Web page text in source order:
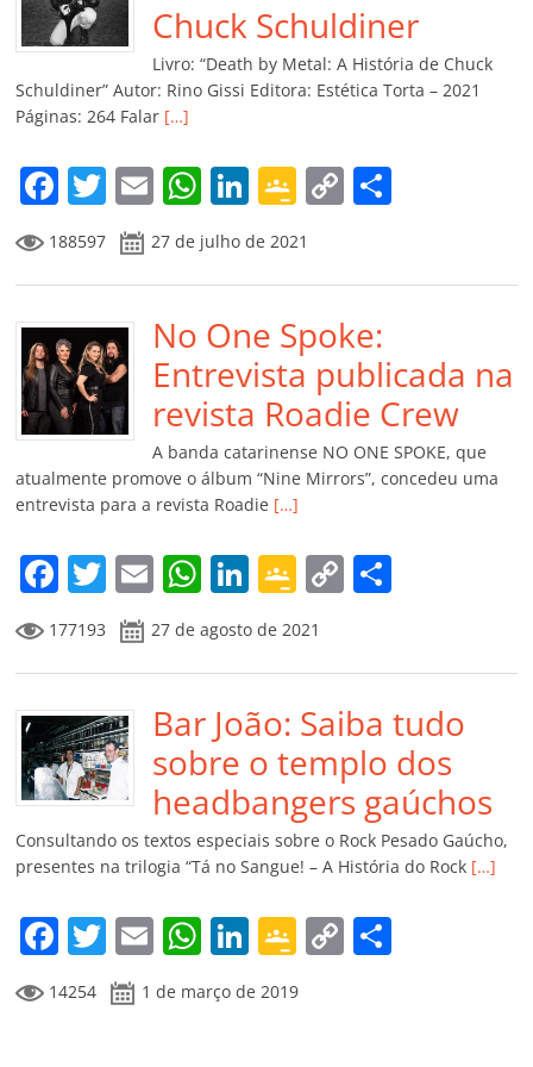
o
k
p a
ss
ro
m
k h
ar
Chuck Schuldiner
Livro: “Death by Metal: A História de Chuck
Schuldiner” Autor: Rino Gissi Editora: Estética Torta – 2021
Páginas: 264 Falar […]
F
a
c
e
b
o
o
k
T
w
itt
er
E
m
ai
l
W
h
at
s
A
p
p
Li
n
k
e
dI
n
G
o
o
gl
e
Cl
a
ss
ro
o
m
C
y
Li
n
k
p
til
h
ar
188597 27 de julho de 2021
No One Spoke:
Entrevista publicada na
revista Roadie Crew
A banda catarinense NO ONE SPOKE, que
atualmente promove o álbum “Nine Mirrors”, concedeu uma
entrevista para a revista Roadie […]
F
a
c
e
b
o
o
k
T
w
itt
er
E
m
ai
l
W
at
s
A
p
p
Li
n
k
e
dI
n
G
o
o
gl
e
Cl
a
ss
ro
o
m
C
y
Li
n
k
p
ar
til
h
ar
177193 27 de agosto de 2021
Bar João: Saiba tudo
sobre o templo dos
headbangers gaúchos
Consultando os textos especiais sobre o Rock Pesado Gaúcho,
presentes na trilogia “Tá no Sangue! – A História do Rock […]
F
a
c
T
w
itt
E
m
ai
W
at
Li
n
k
G
o
o
C
14254 1 de março de 2019